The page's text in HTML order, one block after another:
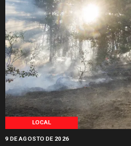
LOCAL
9 DE AGOSTO DE 2026